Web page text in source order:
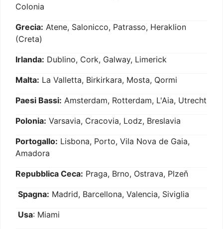
Colonia
Grecia: Atene, Salonicco, Patrasso, Heraklion
(Creta)
Irlanda: Dublino, Cork, Galway, Limerick
Malta: La Valletta, Birkirkara, Mosta, Qormi
Paesi Bassi: Amsterdam, Rotterdam, L'Aia, Utrecht
Polonia: Varsavia, Cracovia, Lodz, Breslavia
Portogallo: Lisbona, Porto, Vila Nova de Gaia,
Amadora
Repubblica Ceca: Praga, Brno, Ostrava, Plzeň
Spagna: Madrid, Barcellona, Valencia, Siviglia
Usa: Miami